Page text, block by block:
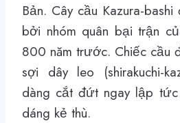
Bản. Cây cầu Kazura-
bởi nhóm quân bại trận
800 năm trước. Chiếc cầu
sợi dây leo (shirakuchi-
dàng cắt đứt ngay lập
dáng kẻ thù.